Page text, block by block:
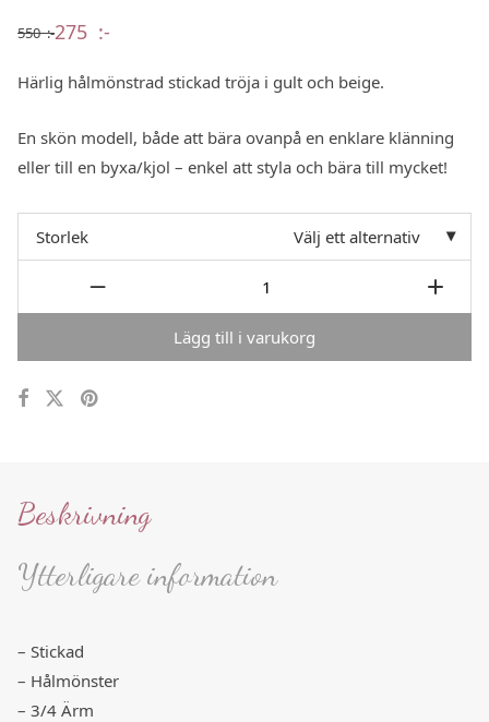
550:-
Det
var:
275 :-
Det
är:
Härlig hålmönstrad stickad tröja i gult och beige.
En skön modell, både att bära ovanpå en enklare klänning
eller till en byxa/kjol – enkel att styla och bära till mycket!
Storlek Välj ett alternativ
Lägg till i varukorg
Beskrivning
Ytterligare information
– Stickad
– Hålmönster
– 3/4 Ärm